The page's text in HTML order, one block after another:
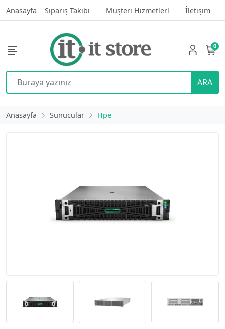
Anasayfa Sipariş Takibi Müşteri Hizmetlerl İletişim
ARA
0
Anasayfa Sunucular Hpe